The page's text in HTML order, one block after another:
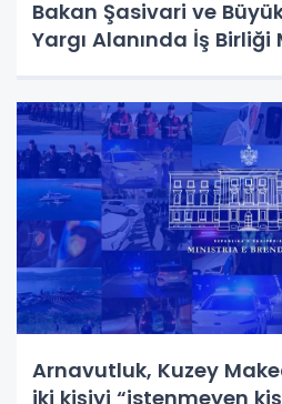
Bakan Şasivari ve
Yargı Alanında İş Birliği
Arnavutluk, Kuzey
iki kişiyi “istenmeyen